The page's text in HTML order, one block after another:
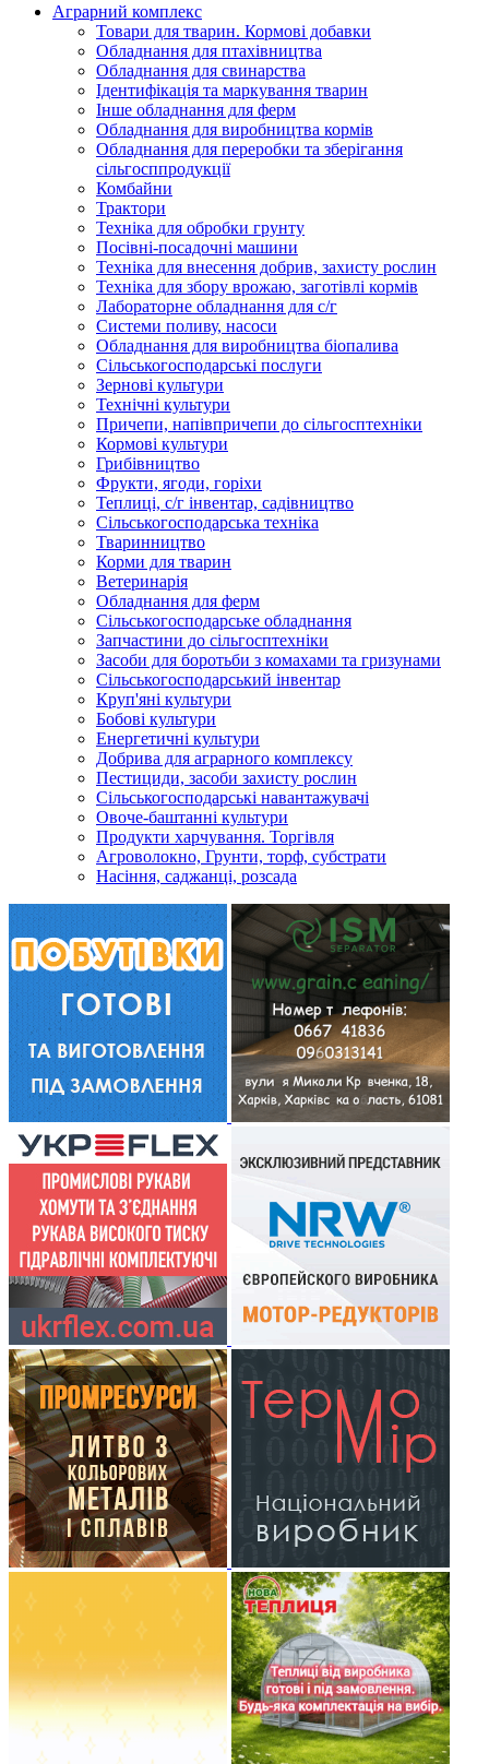
Аграрний комплекс
Товари для тварин. Кормові добавки
Обладнання для птахівництва
Обладнання для свинарства
Ідентифікація та маркування тварин
Інше обладнання для ферм
Обладнання для виробництва кормів
Обладнання для переробки та зберігання
сільгосппродукції
Комбайни
Трактори
Техніка для обробки грунту
Посівні-посадочні машини
Техніка для внесення добрив, захисту рослин
Техніка для збору врожаю, заготівлі кормів
Лабораторне обладнання для с/г
Системи поливу, насоси
Обладнання для виробництва біопалива
Сільськогосподарські послуги
Зернові культури
Технічні культури
Причепи, напівпричепи до сільгосптехніки
Кормові культури
Грибівництво
Фрукти, ягоди, горіхи
Теплиці, с/г інвентар, садівництво
Сільськогосподарська техніка
Тваринництво
Корми для тварин
Ветеринарія
Обладнання для ферм
Сільськогосподарське обладнання
Запчастини до сільгосптехніки
Засоби для боротьби з комахами та гризунами
Сільськогосподарський інвентар
Круп'яні культури
Бобові культури
Енергетичні культури
Добрива для аграрного комплексу
Пестициди, засоби захисту рослин
Сільськогосподарські навантажувачі
Овоче-баштанні культури
Продукти харчування. Торгівля
Агроволокно, Грунти, торф, субстрати
Насіння, саджанці, розсада